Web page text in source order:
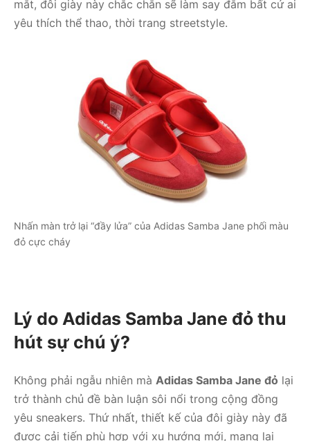
mắt, đôi giày này chắc chắn sẽ làm say đắm bất cứ ai
yêu thích thể thao, thời trang streetstyle.
Nhấn màn trở lại “đầy lửa” của Adidas Samba Jane phối màu
đỏ cực cháy
Lý do Adidas Samba Jane đỏ thu
hút sự chú ý?
Không phải ngẫu nhiên mà Adidas Samba Jane đỏ lại
trở thành chủ đề bàn luận sôi nổi trong cộng đồng
yêu sneakers. Thứ nhất, thiết kế của đôi giày này đã
được cải tiến phù hợp với xu hướng mới, mang lại